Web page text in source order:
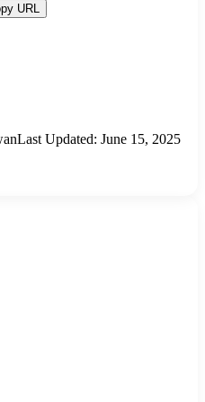
URL
Last Updated: June 15, 2025